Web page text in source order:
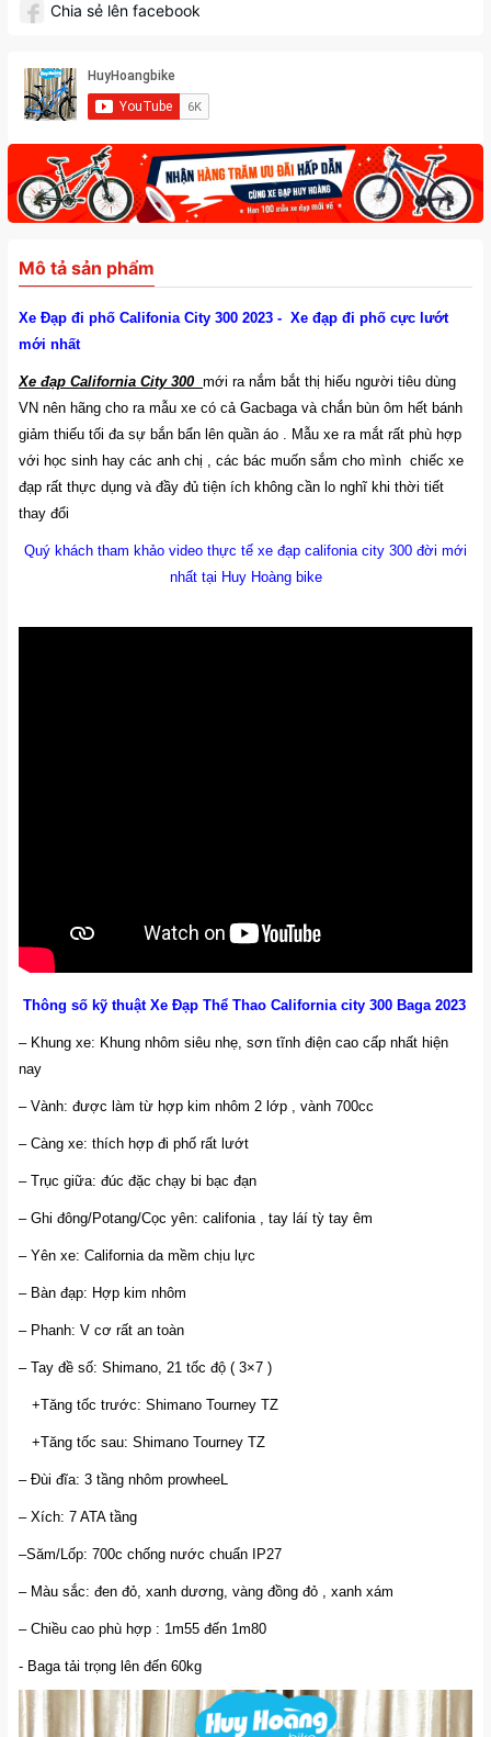
Chia sẻ lên facebook
Mô tả sản phẩm
Xe Đạp đi phố Califonia City 300 2023 - Xe đạp đi phố cực lướt
mới nhất
Xe đạp California City 300 mới ra nắm bắt thị hiếu người tiêu dùng
VN nên hãng cho ra mẫu xe có cả Gacbaga và chắn bùn ôm hết bánh
giảm thiếu tối đa sự bắn bẩn lên quần áo . Mẫu xe ra mắt rất phù hợp
với học sinh hay các anh chị , các bác muốn sắm cho mình chiếc xe
đạp rất thực dụng và đầy đủ tiện ích không cần lo nghĩ khi thời tiết
thay đổi
Quý khách tham khảo video thực tế xe đạp califonia city 300 đời mới
nhất tại Huy Hoàng bike
Thông số kỹ thuật Xe Đạp Thể Thao California city 300 Baga 2023
– Khung xe: Khung nhôm siêu nhẹ, sơn tĩnh điện cao cấp nhất hiện
nay
– Vành: được làm từ hợp kim nhôm 2 lớp , vành 700cc
– Càng xe: thích hợp đi phố rất lướt
– Trục giữa: đúc đặc chạy bi bạc đạn
– Ghi đông/Potang/Cọc yên: califonia , tay láí tỳ tay êm
– Yên xe: California da mềm chịu lực
– Bàn đạp: Hợp kim nhôm
– Phanh: V cơ rất an toàn
– Tay đề số: Shimano, 21 tốc độ ( 3×7 )
+Tăng tốc trước: Shimano Tourney TZ
+Tăng tốc sau: Shimano Tourney TZ
– Đùi đĩa: 3 tầng nhôm prowheeL
– Xích: 7 ATA tầng
–Săm/Lốp: 700c chống nước chuẩn IP27
– Màu sắc: đen đỏ, xanh dương, vàng đồng đỏ , xanh xám
– Chiều cao phù hợp : 1m55 đến 1m80
- Baga tải trọng lên đến 60kg